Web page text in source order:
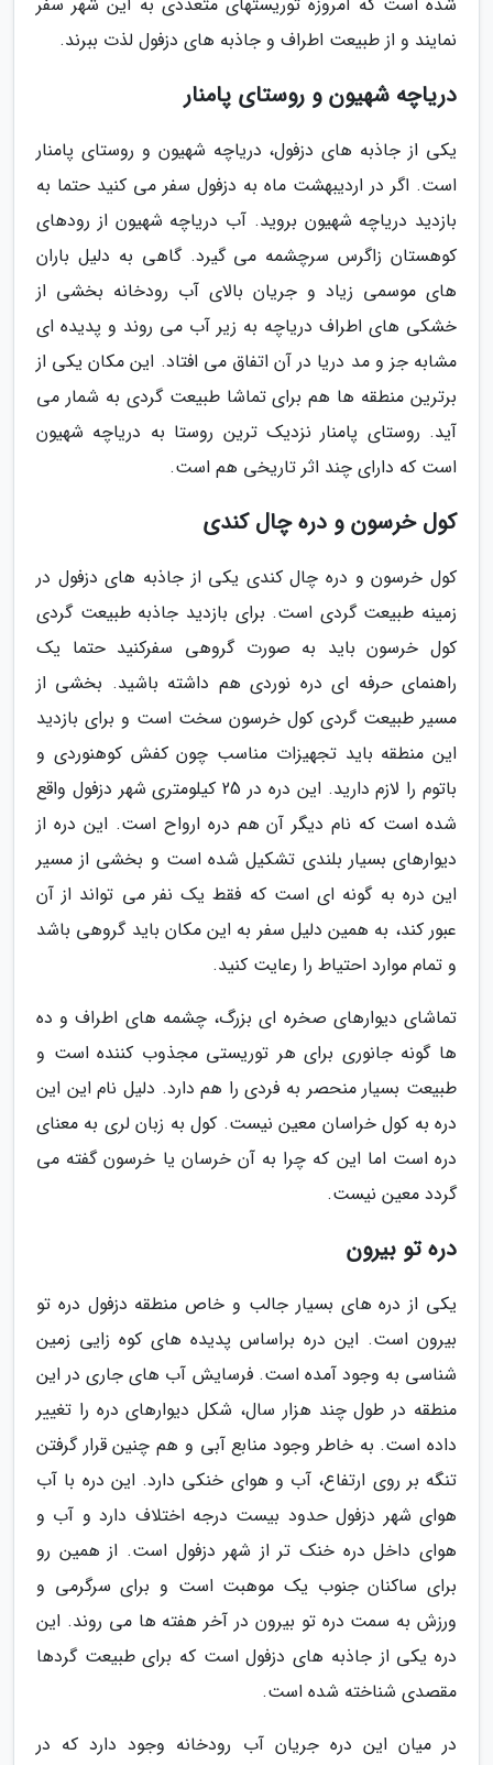
نمایند و از طبیعت اطراف و جاذبه های دزفول لذت ببرند.
دریاچه شهیون و روستای پامنار
یکی از جاذبه های دزفول، دریاچه شهیون و روستای پامنار
است. اگر در اردیبهشت ماه به دزفول سفر می کنید حتما به
بازدید دریاچه شهیون بروید. آب دریاچه شهیون از رودهای
کوهستان زاگرس سرچشمه می گیرد. گاهی به دلیل باران
های موسمی زیاد و جریان بالای آب رودخانه بخشی از
خشکی های اطراف دریاچه به زیر آب می روند و پدیده ای
مشابه جز و مد دریا در آن اتفاق می افتاد. این مکان یکی از
برترین منطقه ها هم برای تماشا طبیعت گردی به شمار می
آید. روستای پامنار نزدیک ترین روستا به دریاچه شهیون
است که دارای چند اثر تاریخی هم است.
کول خرسون و دره چال کندی
کول خرسون و دره چال کندی یکی از جاذبه های دزفول در
زمینه طبیعت گردی است. برای بازدید جاذبه طبیعت گردی
کول خرسون باید به صورت گروهی سفرکنید حتما یک
راهنمای حرفه ای دره نوردی هم داشته باشید. بخشی از
مسیر طبیعت گردی کول خرسون سخت است و برای بازدید
این منطقه باید تجهیزات مناسب چون کفش کوهنوردی و
باتوم را لازم دارید. این دره در 25 کیلومتری شهر دزفول واقع
شده است که نام دیگر آن هم دره ارواح است. این دره از
دیوارهای بسیار بلندی تشکیل شده است و بخشی از مسیر
این دره به گونه ای است که فقط یک نفر می تواند از آن
عبور کند، به همین دلیل سفر به این مکان باید گروهی باشد
و تمام موارد احتیاط را رعایت کنید.
تماشای دیوارهای صخره ای بزرگ، چشمه های اطراف و ده
ها گونه جانوری برای هر توریستی مجذوب کننده است و
طبیعت بسیار منحصر به فردی را هم دارد. دلیل نام این این
دره به کول خراسان معین نیست. کول به زبان لری به معنای
دره است اما این که چرا به آن خرسان یا خرسون گفته می
گردد معین نیست.
دره تو بیرون
یکی از دره های بسیار جالب و خاص منطقه دزفول دره تو
بیرون است. این دره براساس پدیده های کوه زایی زمین
شناسی به وجود آمده است. فرسایش آب های جاری در این
منطقه در طول چند هزار سال، شکل دیوارهای دره را تغییر
داده است. به خاطر وجود منابع آبی و هم چنین قرار گرفتن
تنگه بر روی ارتفاع، آب و هوای خنکی دارد. این دره با آب
هوای شهر دزفول حدود بیست درجه اختلاف دارد و آب و
هوای داخل دره خنک تر از شهر دزفول است. از همین رو
برای ساکنان جنوب یک موهبت است و برای سرگرمی و
ورزش به سمت دره تو بیرون در آخر هفته ها می روند. این
دره یکی از جاذبه های دزفول است که برای طبیعت گردها
مقصدی شناخته شده است.
در میان این دره جریان آب رودخانه وجود دارد که در